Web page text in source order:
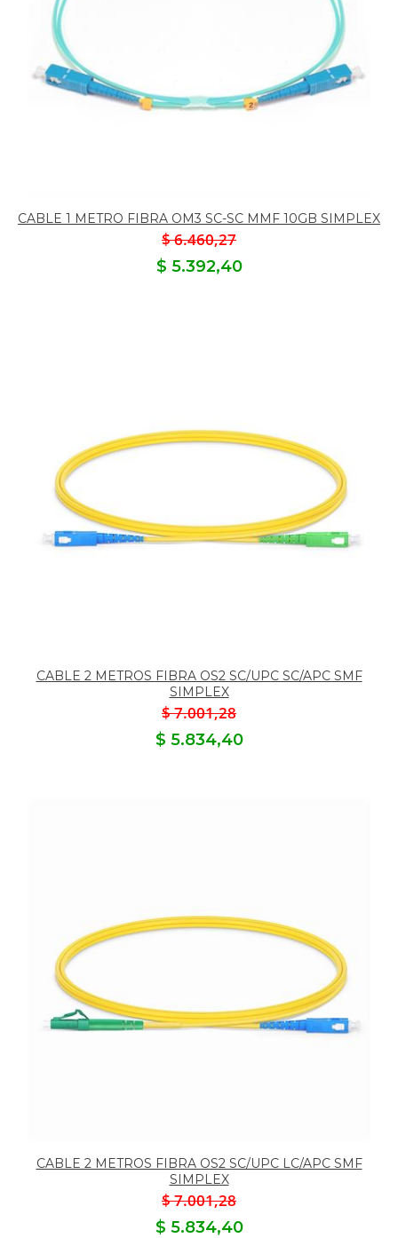
CABLE 1 METRO FIBRA OM3 SC-SC MMF 10GB SIMPLEX
$ 6.460,27
$ 5.392,40
CABLE 2 METROS FIBRA OS2 SC/UPC SC/APC SMF
SIMPLEX
$ 7.001,28
$ 5.834,40
CABLE 2 METROS FIBRA OS2 SC/UPC LC/APC SMF
SIMPLEX
$ 7.001,28
$ 5.834,40